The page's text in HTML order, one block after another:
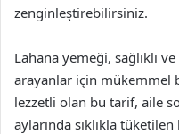
zenginleştirebilirsiniz.
Lahana yemeği, sağlıklı
arayanlar için mükemmel
lezzetli olan bu tarif, aile
aylarında sıklıkla